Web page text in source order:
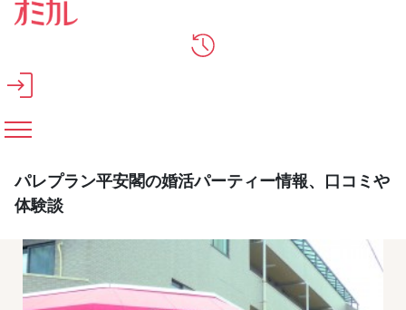
メインコンテンツへスキップ
パレプラン平安閣の婚活パーティー情報、口コミや
体験談